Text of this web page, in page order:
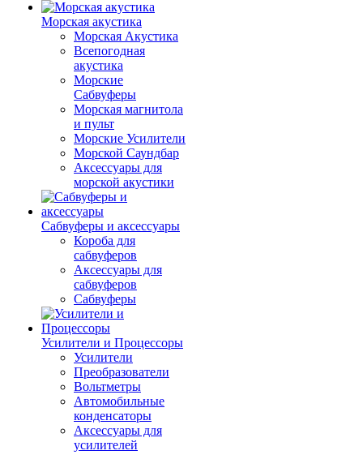
Морская акустика
Морская Акустика
Всепогодная
акустика
Морские
Сабвуферы
Морская магнитола
и пульт
Морские Усилители
Морской Cаундбар
Аксессуары для
морской акустики
Сабвуферы и аксессуары
Короба для
сабвуферов
Аксессуары для
сабвуферов
Сабвуферы
Усилители и Процессоры
Усилители
Преобразователи
Вольтметры
Автомобильные
конденсаторы
Аксессуары для
усилителей